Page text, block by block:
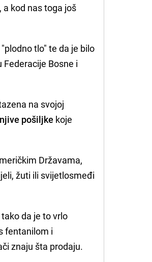
a kod nas toga još
tlo" te da je bilo
Bosne i
na svojoj
pošiljke koje
Državama,
žuti ili svijetlosmeđi
tako da je to vrlo
fentanilom i
znaju šta prodaju.